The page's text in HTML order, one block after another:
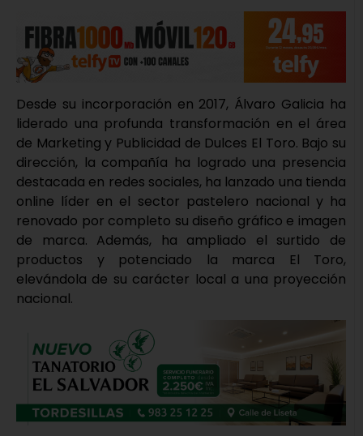
Desde su incorporación en 2017, Álvaro Galicia ha
liderado una profunda transformación en el área
de Marketing y Publicidad de Dulces El Toro. Bajo su
dirección, la compañía ha logrado una presencia
destacada en redes sociales, ha lanzado una tienda
online líder en el sector pastelero nacional y ha
renovado por completo su diseño gráfico e imagen
de marca. Además, ha ampliado el surtido de
productos y potenciado la marca El Toro,
elevándola de su carácter local a una proyección
nacional.